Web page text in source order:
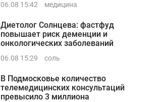
06.08 15:42 медицина
Диетолог Солнцева: фастфуд
повышает риск деменции и
онкологических заболеваний
06.08 15:29 соль
В Подмосковье количество
телемедицинских консультаций
превысило 3 миллиона